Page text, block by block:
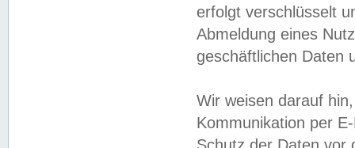
erfolgt verschlüsselt
Abmeldung eines
geschäftlichen Daten
Wir weisen darauf
Kommunikation per